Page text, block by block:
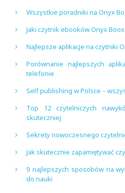
Wszystkie poradniki na Onyx
Jaki czytnik ebooków Onyx
Najlepsze aplikacje na czytniki
Porównanie najlepszych
telefonie
Self publishing w Polsce –
Top 12 czytelniczych
skuteczniej
Sekrety nowoczesnego
Jak skutecznie zapamiętywać
9 najlepszych sposobów na
do nauki